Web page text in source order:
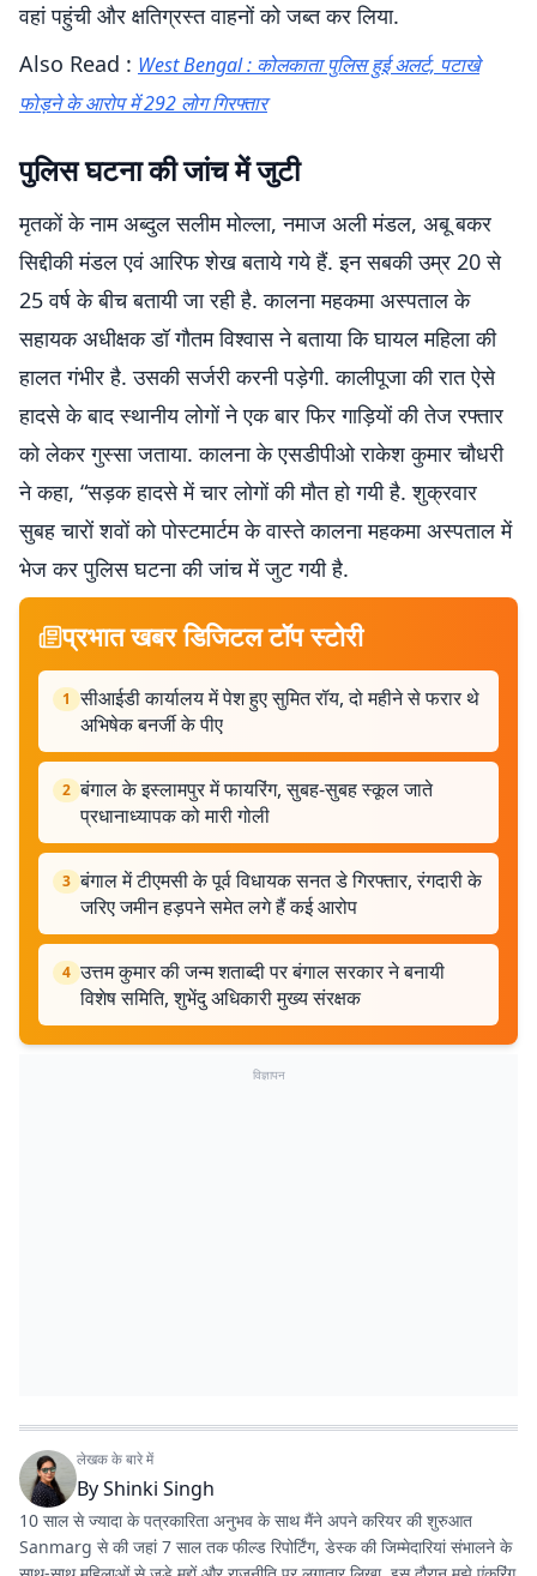
वहां पहुंची और क्षतिग्रस्त वाहनों को जब्त कर लिया.
Also Read : West Bengal : कोलकाता पुलिस हुई अलर्ट, पटाखे
फोड़ने के आरोप में 292 लोग गिरफ्तार
पुलिस घटना की जांच में जुटी
मृतकों के नाम अब्दुल सलीम मोल्ला, नमाज अली मंडल, अबू बकर
सिद्दीकी मंडल एवं आरिफ शेख बताये गये हैं. इन सबकी उम्र 20 से
25 वर्ष के बीच बतायी जा रही है. कालना महकमा अस्पताल के
सहायक अधीक्षक डॉ गौतम विश्वास ने बताया कि घायल महिला की
हालत गंभीर है. उसकी सर्जरी करनी पड़ेगी. कालीपूजा की रात ऐसे
हादसे के बाद स्थानीय लोगों ने एक बार फिर गाड़ियों की तेज रफ्तार
को लेकर गुस्सा जताया. कालना के एसडीपीओ राकेश कुमार चौधरी
ने कहा, “सड़क हादसे में चार लोगों की मौत हो गयी है. शुक्रवार
सुबह चारों शवों को पोस्टमार्टम के वास्ते कालना महकमा अस्पताल में
भेज कर पुलिस घटना की जांच में जुट गयी है.
प्रभात खबर डिजिटल टॉप स्टोरी
1 सीआईडी ​​कार्यालय में पेश हुए सुमित रॉय, दो महीने से फरार थे
अभिषेक बनर्जी के पीए
2 बंगाल के इस्लामपुर में फायरिंग, सुबह-सुबह स्कूल जाते
प्रधानाध्यापक को मारी गोली
3 बंगाल में टीएमसी के पूर्व विधायक सनत डे गिरफ्तार, रंगदारी के
जरिए जमीन हड़पने समेत लगे हैं कई आरोप
4 उत्तम कुमार की जन्म शताब्दी पर बंगाल सरकार ने बनायी
विशेष समिति, शुभेंदु अधिकारी मुख्य संरक्षक
विज्ञापन
लेखक के बारे में
ByShinki Singh
10 साल से ज्यादा के पत्रकारिता अनुभव के साथ मैंने अपने करियर की शुरुआत
Sanmarg से की जहां 7 साल तक फील्ड रिपोर्टिंग, डेस्क की जिम्मेदारियां संभालने के